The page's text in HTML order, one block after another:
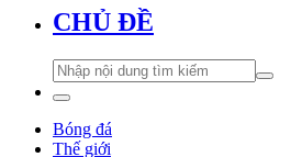
CHỦ ĐỀ
Bóng đá
Thế giới